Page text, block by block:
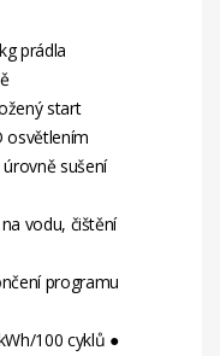
prádla
start
osvětlením
sušení
vodu, čištění
programu
100 cyklů ●